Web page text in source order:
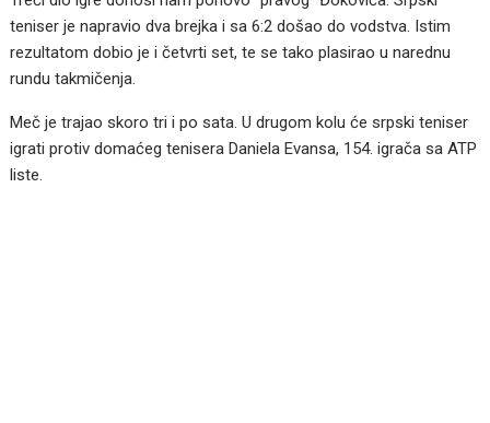
teniser je napravio dva brejka i sa 6:2 došao do vodstva. Istim
rezultatom dobio je i četvrti set, te se tako plasirao u narednu
rundu takmičenja.
Meč je trajao skoro tri i po sata. U drugom kolu će srpski teniser
igrati protiv domaćeg tenisera Daniela Evansa, 154. igrača sa ATP
liste.